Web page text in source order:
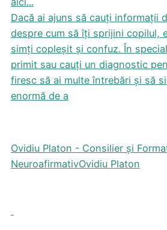
Dacă ai ajuns să cauți informații
despre cum să îți sprijini copilul,
simți copleșit și confuz. În
primit sau cauți un diagnostic
firesc să ai multe întrebări și să
enormă de a
Ovidiu Platon - Consilier și
NeuroafirmativOvidiu Platon